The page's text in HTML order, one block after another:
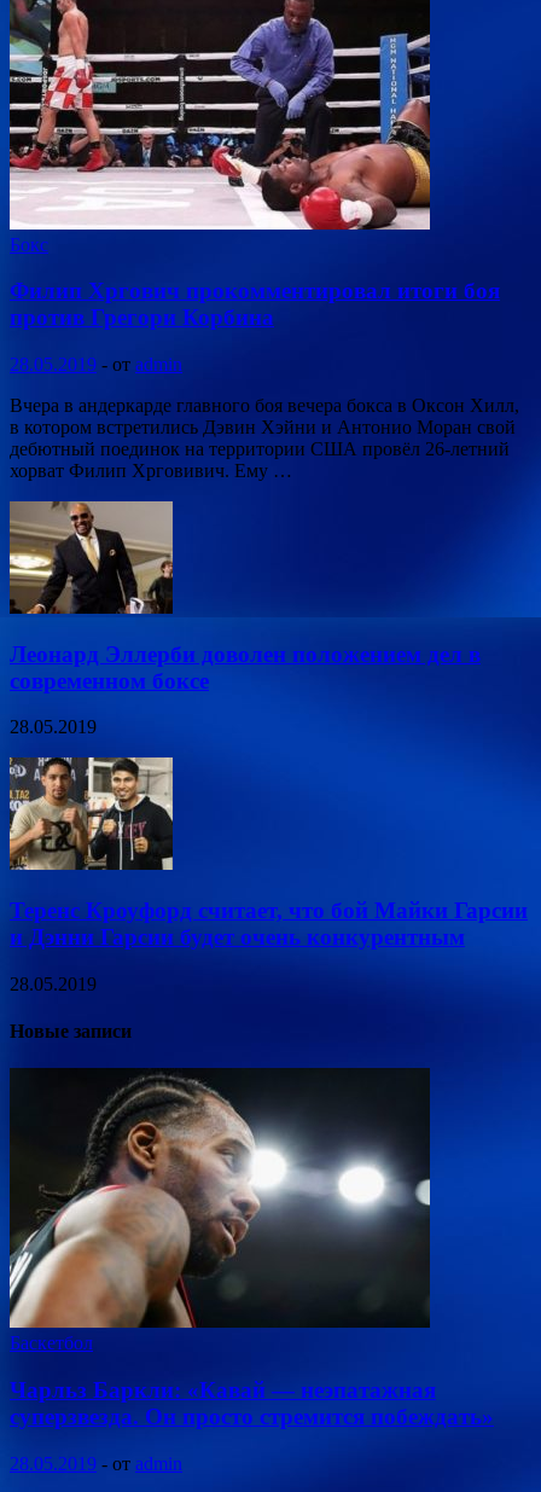
Бокс
Филип Хргович прокомментировал итоги боя
против Грегори Корбина
28.05.2019 - от admin
Вчера в андеркарде главного боя вечера бокса в Оксон Хилл,
в котором встретились Дэвин Хэйни и Антонио Моран свой
дебютный поединок на территории США провёл 26-летний
хорват Филип Хрговивич. Ему …
Леонард Эллерби доволен положением дел в
современном боксе
28.05.2019
Теренс Кроуфорд считает, что бой Майки Гарсии
и Дэнни Гарсии будет очень конкурентным
28.05.2019
Новые записи
Баскетбол
Чарльз Баркли: «Кавай — неэпатажная
суперзвезда. Он просто стремится побеждать»
28.05.2019 - от admin